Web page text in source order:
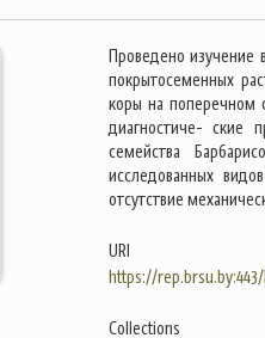
Проведено изучение
покрытосеменных
коры на поперечном
диагностиче- ские
семейства
исследованных
отсутствие
URI
https://
Collections